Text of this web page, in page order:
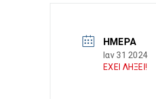
ΗΜΈΡΑ
Ιαν 31 2024
ΕΧΕΙ ΛΗΞΕΙ!